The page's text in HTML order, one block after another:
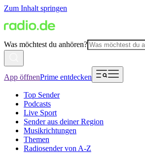
Zum Inhalt springen
Was möchtest du anhören?
App öffnenPrime entdecken
Top Sender
Podcasts
Live Sport
Sender aus deiner Region
Musikrichtungen
Themen
Radiosender von A-Z